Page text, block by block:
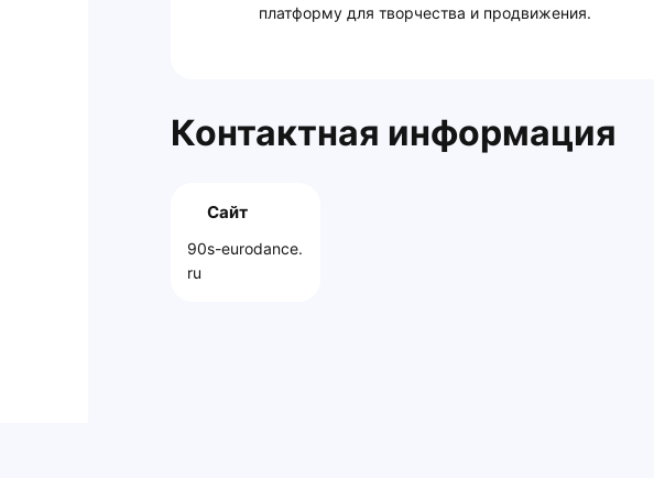
платформу для творчества и продвижения.
Контактная информация
Сайт
90s-eurodance.
ru